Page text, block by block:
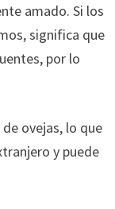
amado. Si los
significa que
por lo
ovejas, lo que
y puede